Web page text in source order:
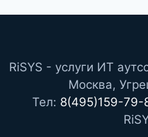
RiSYS - услуги ИТ
Москва,
Тел: 8(495)159-79-